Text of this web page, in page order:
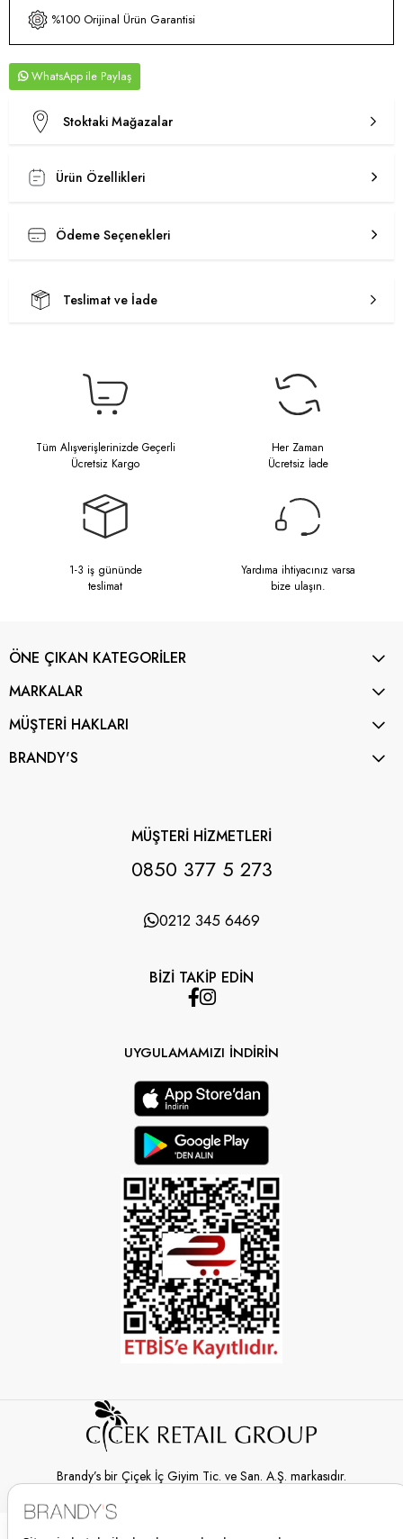
%100 Orijinal Ürün Garantisi
WhatsApp
Stoktaki Mağazalar
Ürün Özellikleri
Ödeme Seçenekleri
Teslimat ve İade
Tüm Alışverişlerinizde Geçerli
Ücretsiz Kargo
Her Zaman
Ücretsiz İade
1-3 iş gününde
teslimat
Yardıma ihtiyacınız varsa
bize ulaşın.
ÖNE ÇIKAN KATEGORİLER
MARKALAR
MÜŞTERİ HAKLARI
BRANDY'S
MÜŞTERİ HİZMETLERİ
0850 377 5 273
0212 345 6469
BİZİ TAKİP EDİN
UYGULAMAMIZI İNDİRİN
Brandy’s bir Çiçek İç Giyim Tic. ve San. A.Ş. markasıdır.
© 2026 Brandy’s | Her hakkı saklıdır.